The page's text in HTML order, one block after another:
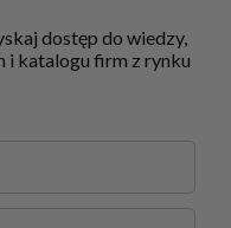
dostęp do wiedzy,
i katalogu firm z rynku